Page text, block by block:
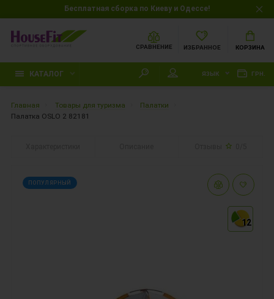
Бесплатная сборка по Киеву и Одессе!
СРАВНЕНИЕ ИЗБРАННОЕ КОРЗИНА
КАТАЛОГ ЯЗЫК ГРН.
Главная Товары для туризма
Палатки
Палатка OSLO 2 82181
12
12
ПОПУЛЯРНЫЙ